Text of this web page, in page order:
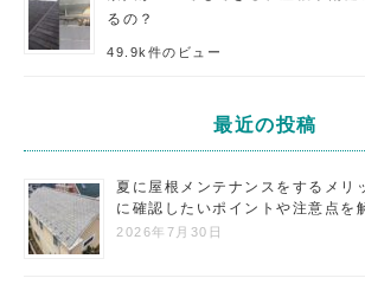
るの？
49.9k件のビュー
最近の投稿
夏に屋根メンテナンスをするメリ
に確認したいポイントや注意点を
2026年7月30日